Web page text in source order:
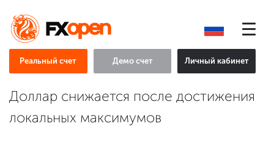
Реальный счет Демо счет Личный кабинет
Доллар снижается после достижения
локальных максимумов